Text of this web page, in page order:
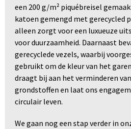
een 200 g/m² piquébreisel
katoen gemengd met gerecycled
alleen zorgt voor een luxueuze
voor duurzaamheid. Daarnaast
gerecyclede vezels, waarbij
gebruikt om de kleur van het
draagt bij aan het verminderen
grondstoffen en laat ons
circulair leven.
We gaan nog een stap verder in